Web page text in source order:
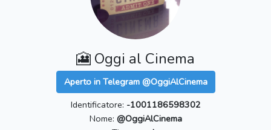
🎦 Oggi al Cinema
Aperto in Telegram @OggiAlCinema
Identificatore: -1001186598302
Nome: @OggiAlCinema